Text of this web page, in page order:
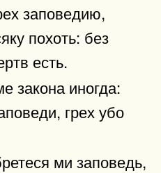
заповедию,
похоть: без
есть.
закона иногда:
грех убо
ми заповедь,